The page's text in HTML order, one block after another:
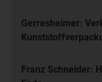
Gerresheimer:
Franz Schneider: